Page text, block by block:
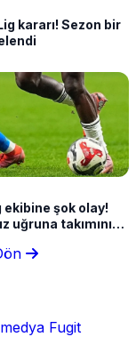
kararı! Sezon bir
ekibine şok olay!
uğruna takımını
Fugit